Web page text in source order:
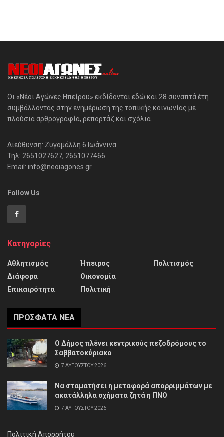
Οι «Νέοι Αγώνες Ηπείρου» εκδίδονται εδώ και 28 συναπτά έτη
συμβάλλοντας στην ενημέρωση της τοπικής κοινωνίας με
πλούσια αρθρογραφία, ρεπορτάζ και σχόλια.
Διεύθυνση: Ζυγομάλλη 6 Ιωάννινα
Τηλ: 2651027627, 2651077466
Email: info@neoiagones.gr
Follow Us
Κατηγορίες
Αθλητισμός
Διάφορα
Επικαιρότητα
Ήπειρος
Οικονομία
Πολιτική
Πολιτισμός
ΠΡΌΣΦΑΤΑ ΝΈΑ
Ο Δήμος πλένει κεντρικούς πεζοδρόμους το
Σαββατοκύριακο
7 ΑΥΓΟΎΣΤΟΥ 2026
Να σταματήσει η μεταφορά απορριμμάτων με
ακατάλληλα οχήματα ζητά η ΠΝΟ
7 ΑΥΓΟΎΣΤΟΥ 2026
Πολιτική Απορρήτου